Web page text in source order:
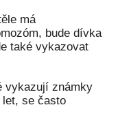
má
bude dívka
také vykazovat
vykazují známky
let, se často